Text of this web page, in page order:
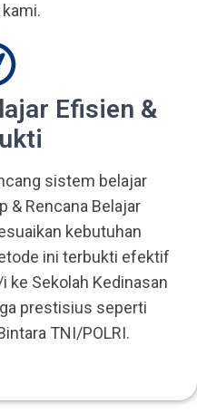
Efisien &
sistem belajar
& Rencana Belajar
kebutuhan
ini terbukti efektif
ke Sekolah Kedinasan
prestisius seperti
TNI/POLRI.